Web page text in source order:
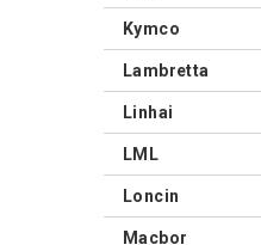
Kymco
Lambretta
Linhai
LML
Loncin
Macbor